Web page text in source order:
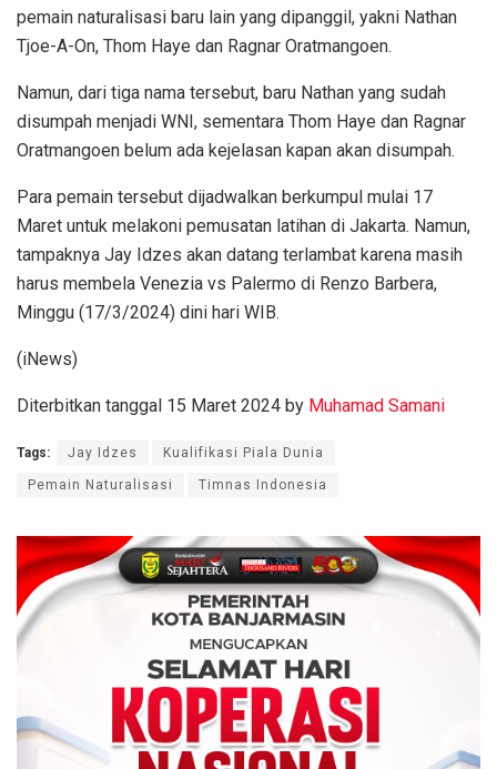
pemain naturalisasi baru lain yang dipanggil, yakni Nathan
Tjoe-A-On, Thom Haye dan Ragnar Oratmangoen.
Namun, dari tiga nama tersebut, baru Nathan yang sudah
disumpah menjadi WNI, sementara Thom Haye dan Ragnar
Oratmangoen belum ada kejelasan kapan akan disumpah.
Para pemain tersebut dijadwalkan berkumpul mulai 17
Maret untuk melakoni pemusatan latihan di Jakarta. Namun,
tampaknya Jay Idzes akan datang terlambat karena masih
harus membela Venezia vs Palermo di Renzo Barbera,
Minggu (17/3/2024) dini hari WIB.
(iNews)
Diterbitkan tanggal 15 Maret 2024 by Muhamad Samani
Tags: Jay Idzes Kualifikasi Piala Dunia
Pemain Naturalisasi Timnas Indonesia